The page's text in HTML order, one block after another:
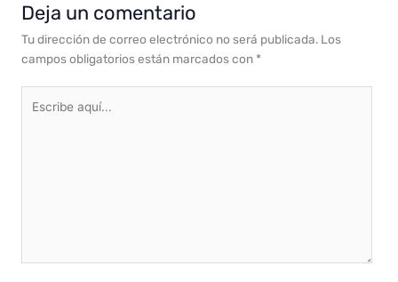
Deja un comentario
Tu dirección de correo electrónico no será publicada. Los
campos obligatorios están marcados con *
aquí...